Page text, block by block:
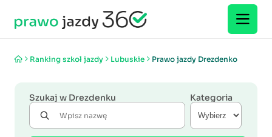
Ranking szkoł jazdy Lubuskie Prawo jazdy Drezdenko
Szukaj w Drezdenku Kategoria